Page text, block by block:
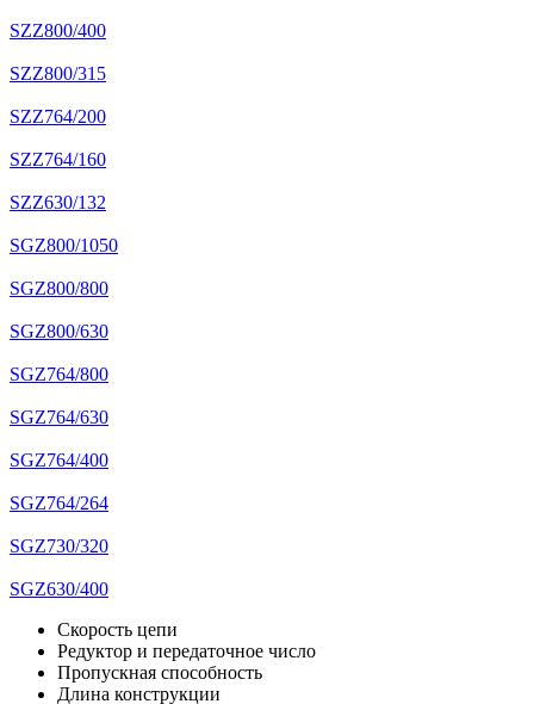
SZZ800/400
SZZ800/315
SZZ764/200
SZZ764/160
SZZ630/132
SGZ800/1050
SGZ800/800
SGZ800/630
SGZ764/800
SGZ764/630
SGZ764/400
SGZ764/264
SGZ730/320
SGZ630/400
Скорость цепи
Редуктор и передаточное число
Пропускная способность
Длина конструкции